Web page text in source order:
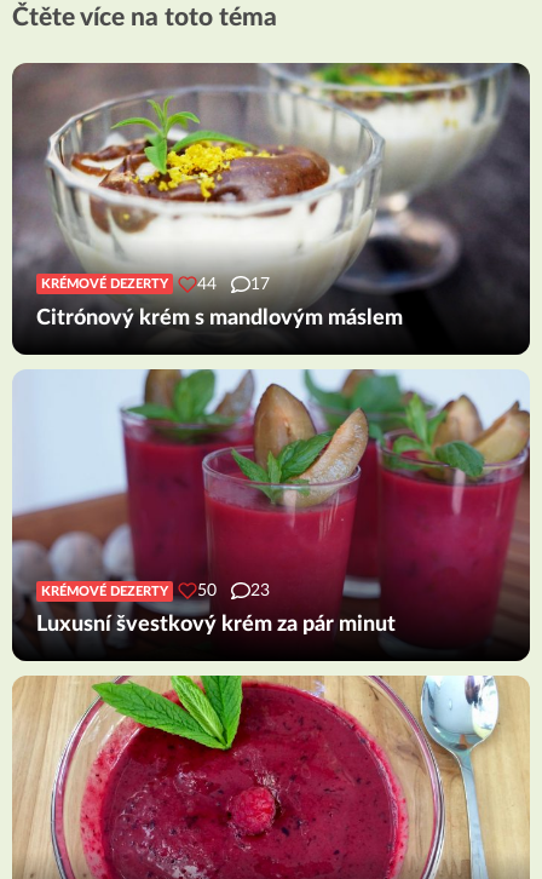
Čtěte více na toto téma
KRÉMOVÉ DEZERTY 44 17
Citrónový krém s mandlovým máslem
KRÉMOVÉ DEZERTY 50 23
Luxusní švestkový krém za pár minut